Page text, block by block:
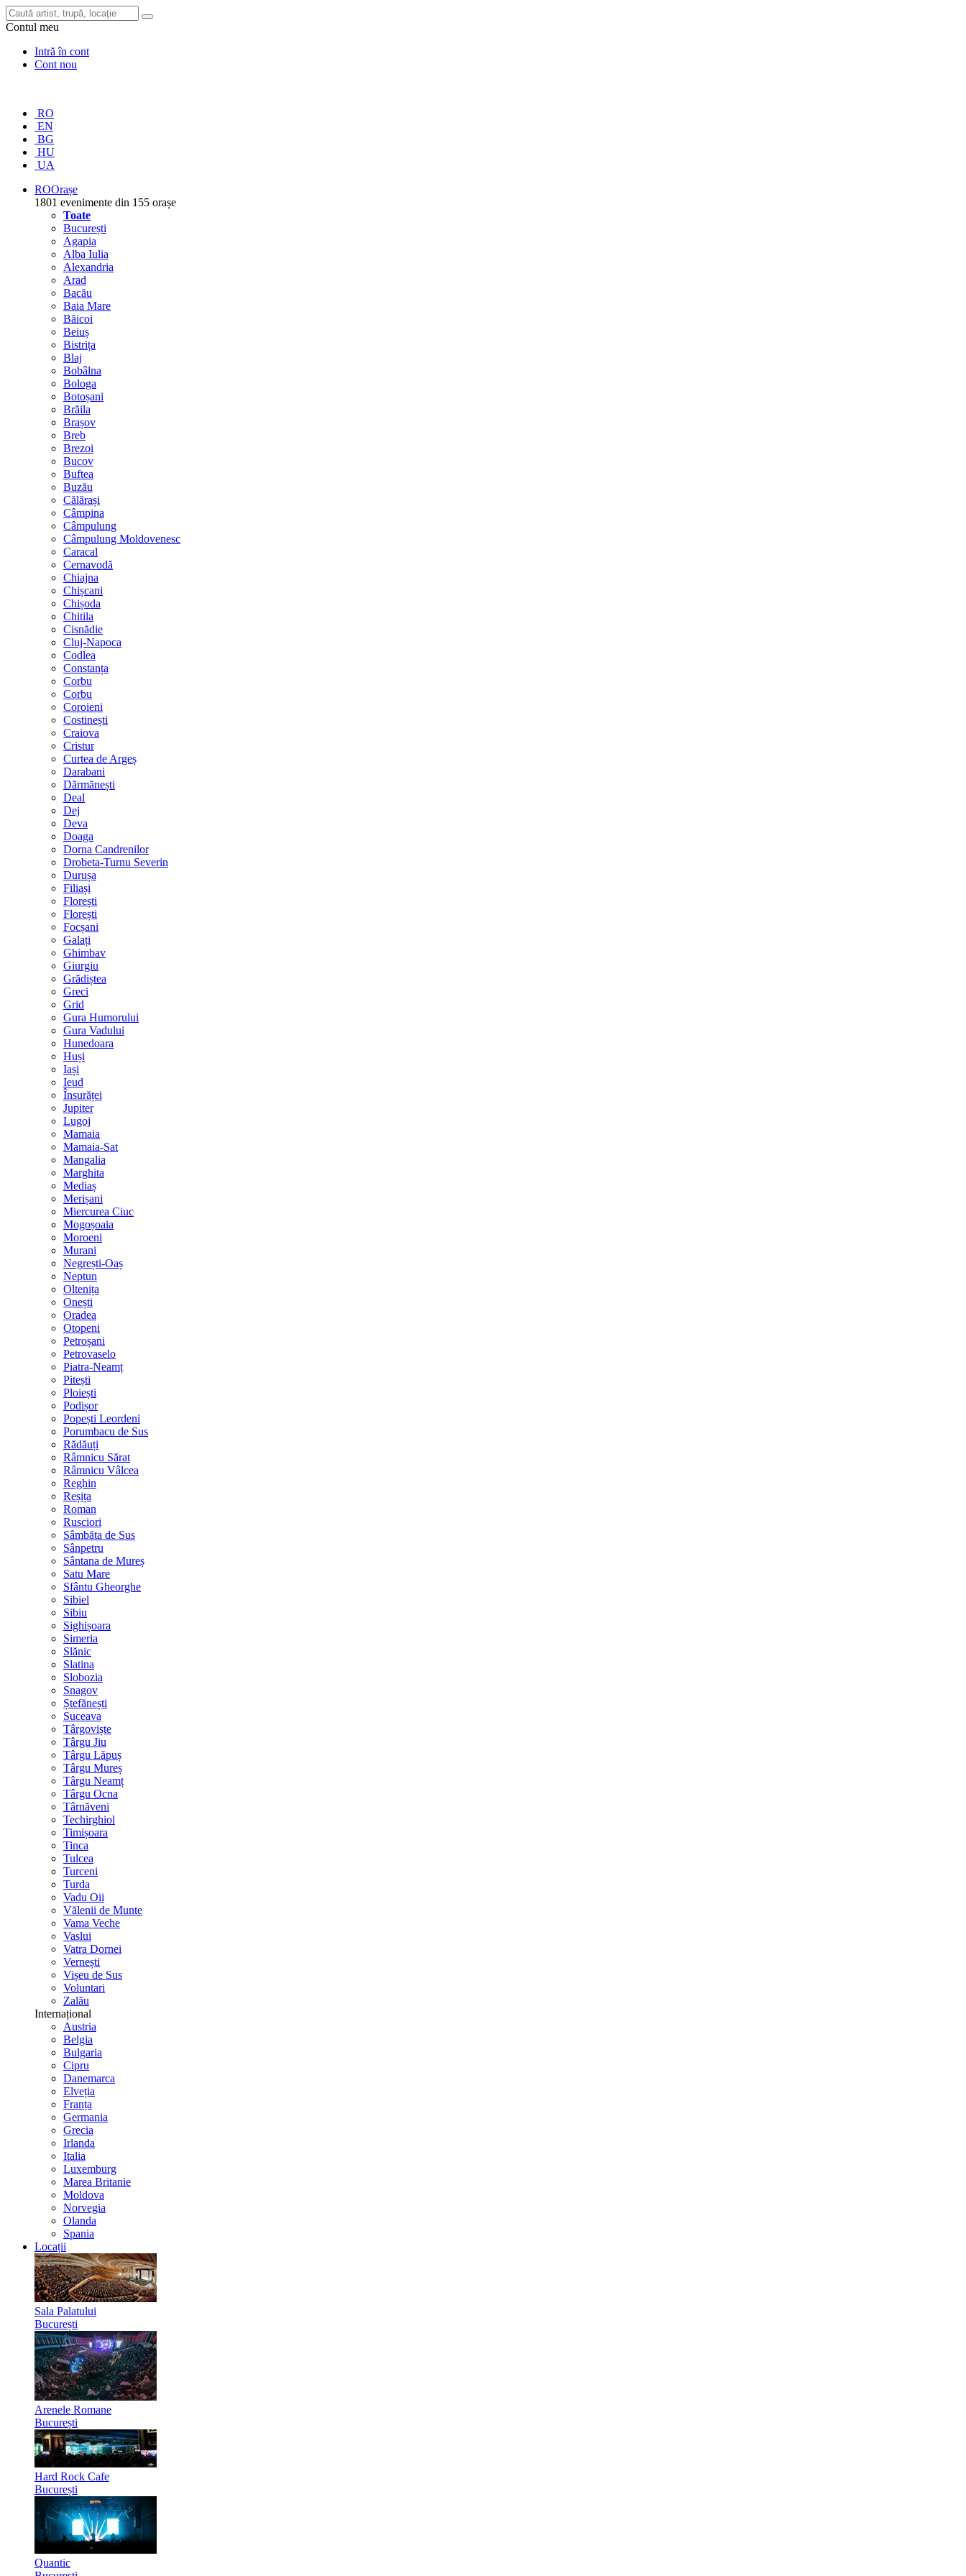
Contul meu
Intră în cont
Cont nou
RO
EN
BG
HU
UA
ROOrașe
1801 evenimente din 155 orașe
Toate
București
Agapia
Alba Iulia
Alexandria
Arad
Bacău
Baia Mare
Băicoi
Beiuș
Bistrița
Blaj
Bobâlna
Bologa
Botoșani
Brăila
Brașov
Breb
Brezoi
Bucov
Buftea
Buzău
Călărași
Câmpina
Câmpulung
Câmpulung Moldovenesc
Caracal
Cernavodă
Chiajna
Chișcani
Chișoda
Chitila
Cisnădie
Cluj-Napoca
Codlea
Constanța
Corbu
Corbu
Coroieni
Costinești
Craiova
Cristur
Curtea de Argeș
Darabani
Dărmănești
Deal
Dej
Deva
Doaga
Dorna Candrenilor
Drobeta-Turnu Severin
Durușa
Filiași
Florești
Florești
Focșani
Galați
Ghimbav
Giurgiu
Grădiștea
Greci
Grid
Gura Humorului
Gura Vadului
Hunedoara
Huși
Iași
Ieud
Însurăței
Jupiter
Lugoj
Mamaia
Mamaia-Sat
Mangalia
Marghita
Mediaș
Merișani
Miercurea Ciuc
Mogoșoaia
Moroeni
Murani
Negrești-Oaș
Neptun
Oltenița
Onești
Oradea
Otopeni
Petroșani
Petrovaselo
Piatra-Neamț
Pitești
Ploiești
Podișor
Popești Leordeni
Porumbacu de Sus
Rădăuți
Râmnicu Sărat
Râmnicu Vâlcea
Reghin
Reșița
Roman
Rusciori
Sâmbăta de Sus
Sânpetru
Sântana de Mureș
Satu Mare
Sfântu Gheorghe
Sibiel
Sibiu
Sighișoara
Simeria
Slănic
Slatina
Slobozia
Snagov
Ștefănești
Suceava
Târgoviște
Târgu Jiu
Târgu Lăpuș
Târgu Mureș
Târgu Neamț
Târgu Ocna
Târnăveni
Techirghiol
Timișoara
Tinca
Tulcea
Turceni
Turda
Vadu Oii
Vălenii de Munte
Vama Veche
Vaslui
Vatra Dornei
Vernești
Vișeu de Sus
Voluntari
Zalău
Internațional
Austria
Belgia
Bulgaria
Cipru
Danemarca
Elveția
Franța
Germania
Grecia
Irlanda
Italia
Luxemburg
Marea Britanie
Moldova
Norvegia
Olanda
Spania
Locații
Sala Palatului
București
Arenele Romane
București
Hard Rock Cafe
București
Quantic